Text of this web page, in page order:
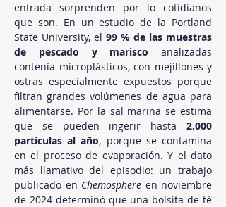
entrada sorprenden por lo cotidianos
que son. En un estudio de la Portland
State University, el 99 % de las muestras
de pescado y marisco analizadas
contenía microplásticos, con mejillones y
ostras especialmente expuestos porque
filtran grandes volúmenes de agua para
alimentarse. Por la sal marina se estima
que se pueden ingerir hasta 2.000
partículas al año, porque se contamina
en el proceso de evaporación. Y el dato
más llamativo del episodio: un trabajo
publicado en Chemosphere en noviembre
de 2024 determinó que una bolsita de té